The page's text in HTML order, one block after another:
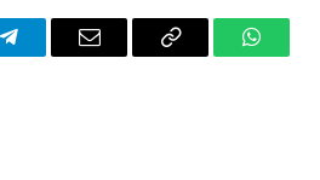
TelegramEmail
Copy